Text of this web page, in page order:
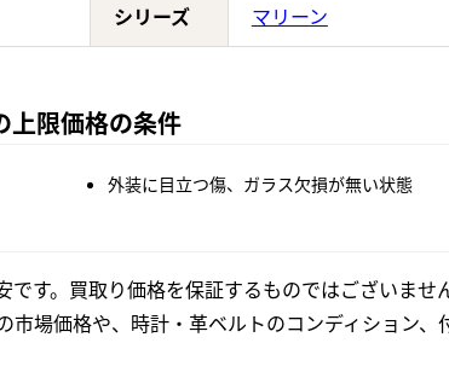
シリーズ マリーン
上限価格の条件
外装に目立つ傷、ガラス欠損が無い状態
す。買取り価格を保証するものではございませ
場価格や、時計・革ベルトのコンディション